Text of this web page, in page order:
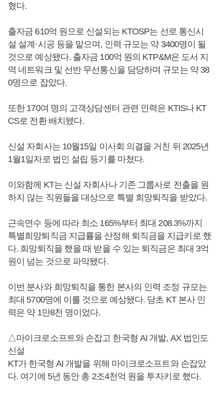
혔다.
출자금 610억 원으로 신설되는 KTOSP는 선로 통신시
설 설계·시공 등을 맡으며, 인력 규모는 약 3400명이 될
것으로 예상됐다. 출자금 100억 원의 KTP&M은 도서 지
역 네트워크 및 선반 무선통신을 담당하며 규모는 약 38
0명으로 잡았다.
또한 170여 명의 고객상담센터 관련 인력은 KTIS나 KT
CS로 전환 배치됐다.
신설 자회사는 10월15일 이사회 의결을 거친 뒤 2025년
1월1일자로 법인 설립 등기를 마쳤다.
이와함께 KT는 신설 자회사나 기존 그룹사로 전출을 원
하지 않는 직원들을 대상으로 특별 희망퇴직을 받았다.
근속연수 등에 따라 최소 165%부터 최대 208.3%까지
특별희망퇴직금 지급률을 산정해 퇴직금을 지급키로 했
다. 희망퇴직을 했을 때 받을 수 있는 퇴직금은 최대 3억
원이 넘는 것으로 파악됐다.
이번 분사와 희망퇴직을 통한 본사의 인력 조정 규모는
최대 5700명에 이를 것으로 예상됐다. 당초 KT 본사 인
력은 약 1만8천 명이었다.
△마이크로소프트와 손잡고 한국형 AI 개발, AX 법인도
신설
KT가 한국형 AI 개발을 위해 마이크로소프트와 손잡았
다. 여기에 5년 동안 총 2조4천억 원을 투자키로 했다.